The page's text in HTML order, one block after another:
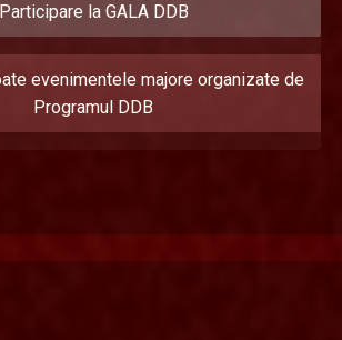
Participare la GALA DDB
evenimentele majore organizate de
Programul DDB